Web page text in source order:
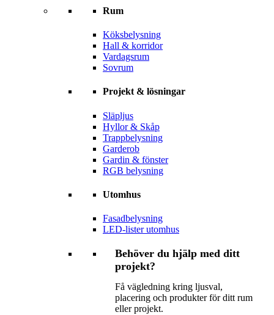
Rum
Köksbelysning
Hall & korridor
Vardagsrum
Sovrum
Projekt & lösningar
Släpljus
Hyllor & Skåp
Trappbelysning
Garderob
Gardin & fönster
RGB belysning
Utomhus
Fasadbelysning
LED-lister utomhus
Behöver du hjälp med ditt
projekt?
Få vägledning kring ljusval,
placering och produkter för ditt rum
eller projekt.